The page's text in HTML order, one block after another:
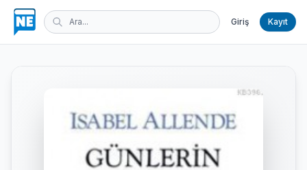
Giriş Kayıt